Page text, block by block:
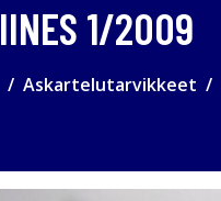
IINES 1/2009
Askartelutarvikkeet